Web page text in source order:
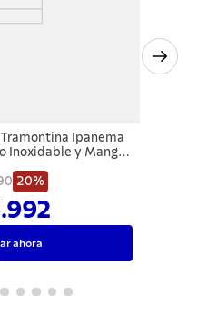
Ipanema
Inoxidable y Mangos
20%
ahora